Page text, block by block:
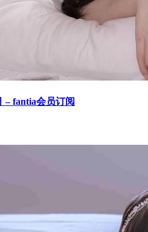
– fantia会员订阅